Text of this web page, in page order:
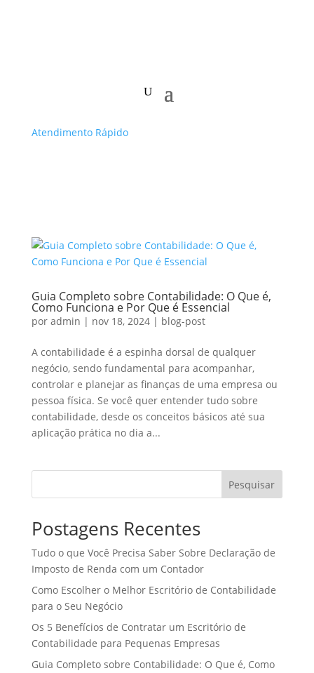
Atendimento Rápido
Guia Completo sobre Contabilidade: O Que é,
Como Funciona e Por Que é Essencial
por admin | nov 18, 2024| blog-post
A contabilidade é a espinha dorsal de qualquer
negócio, sendo fundamental para acompanhar,
controlar e planejar as finanças de uma empresa ou
pessoa física. Se você quer entender tudo sobre
contabilidade, desde os conceitos básicos até sua
aplicação prática no dia a...
Pesquisar
Postagens Recentes
Tudo o que Você Precisa Saber Sobre Declaração de
Imposto de Renda com um Contador
Como Escolher o Melhor Escritório de Contabilidade
para o Seu Negócio
Os 5 Benefícios de Contratar um Escritório de
Contabilidade para Pequenas Empresas
Guia Completo sobre Contabilidade: O Que é, Como